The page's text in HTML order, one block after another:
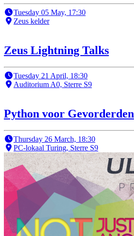
Tuesday 05 May, 17:30
Zeus kelder
Zeus Lightning Talks
Tuesday 21 April, 18:30
Auditorium A0, Sterre S9
Python voor Gevorderden
Thursday 26 March, 18:30
PC-lokaal Turing, Sterre S9